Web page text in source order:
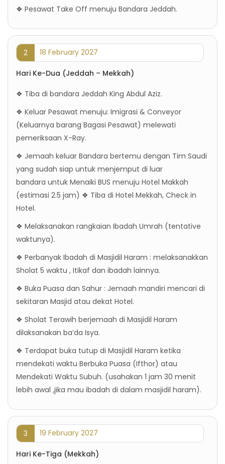
❖ Pesawat Take Off menuju Bandara Jeddah.
2 18 February 2027
Hari Ke-Dua (Jeddah – Mekkah)
❖ Tiba di bandara Jeddah King Abdul Aziz.
❖ Keluar Pesawat menuju: Imigrasi & Conveyor
(Keluarnya barang Bagasi Pesawat) melewati
pemeriksaan X-Ray.
❖ Jemaah keluar Bandara bertemu dengan Tim Saudi
yang sudah siap untuk menjemput di luar
bandara untuk Menaiki BUS menuju Hotel Makkah
(estimasi 2.5 jam) ❖ Tiba di Hotel Mekkah, Check in
Hotel.
❖ Melaksanakan rangkaian Ibadah Umrah (tentative
waktunya).
❖ Perbanyak Ibadah di Masjidil Haram : melaksanakkan
Sholat 5 waktu , Itikaf dan ibadah lainnya.
❖ Buka Puasa dan Sahur : Jemaah mandiri mencari di
sekitaran Masjid atau dekat Hotel.
❖ Sholat Terawih berjemaah di Masjidil Haram
dilaksanakan ba’da Isya.
❖ Terdapat buka tutup di Masjidil Haram ketika
mendekati waktu Berbuka Puasa (Ifthor) atau
Mendekati Waktu Subuh. (usahakan 1 jam 30 menit
lebih awal ,jika mau ibadah di dalam masjidil haram).
3 19 February 2027
Hari Ke-Tiga (Mekkah)